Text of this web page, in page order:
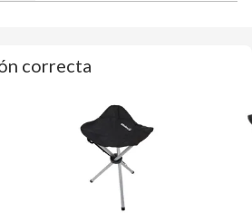
correcta